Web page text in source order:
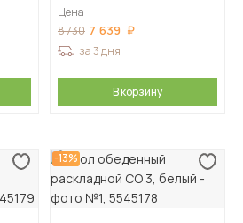
Цена
8 730 7 639
за 3 дня
В корзину
-13%